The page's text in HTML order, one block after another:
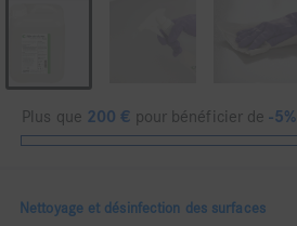
Plus que 200 € pour bénéficier de-5%!
Nettoyage et désinfection des surfaces